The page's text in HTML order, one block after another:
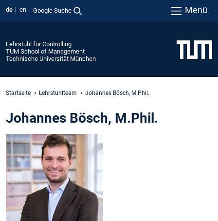
de en Google Suche Menü
Lehrstuhl für Controlling
TUM School of Management
Technische Universität München
Startseite Lehrstuhlteam Johannes Bösch, M.Phil.
Johannes Bösch, M.Phil.